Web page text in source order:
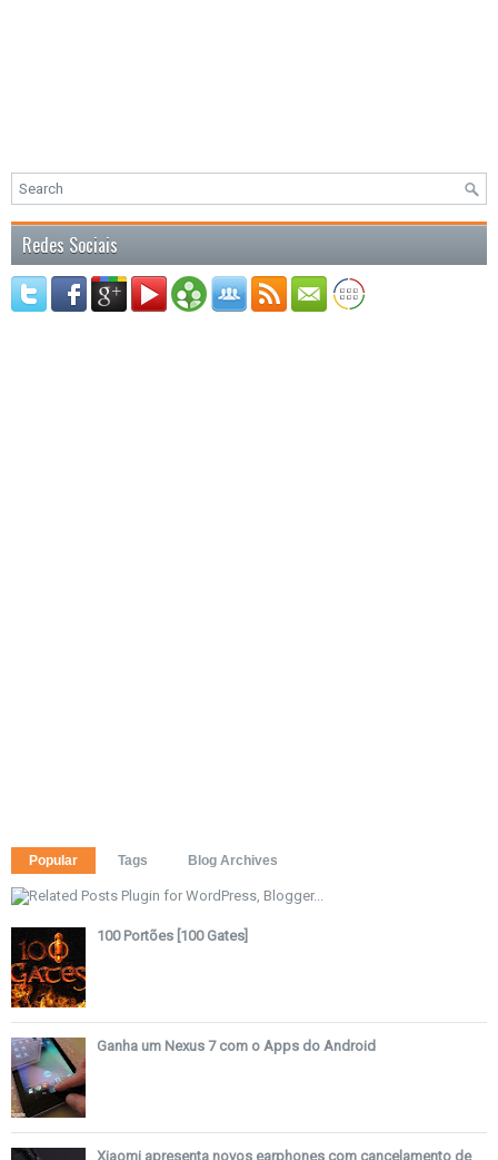
Redes Sociais
Popular Tags Blog Archives
100 Portões [100 Gates]
Ganha um Nexus 7 com o Apps do Android
Xiaomi apresenta novos earphones com cancelamento de